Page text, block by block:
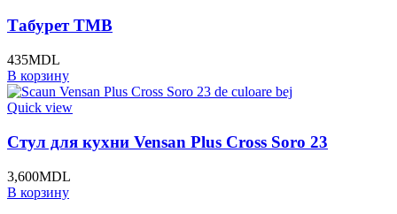
Табурет TMB
435MDL
В корзину
Quick view
Стул для кухни Vensan Plus Cross Soro 23
3,600MDL
В корзину